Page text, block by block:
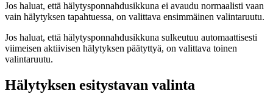
Jos haluat, että hälytysponnahdusikkuna ei avaudu normaalisti vaan
vain hälytyksen tapahtuessa, on valittava ensimmäinen valintaruutu.
Jos haluat, että hälytysponnahdusikkuna sulkeutuu automaattisesti
viimeisen aktiivisen hälytyksen päätyttyä, on valittava toinen
valintaruutu.
Hälytyksen esitystavan valinta